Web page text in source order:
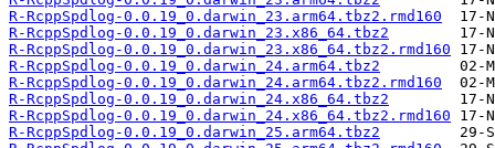
R-RcppSpdlog-0.0.19_0.darwin_23.arm64.tbz2.rmd160
R-RcppSpdlog-0.0.19_0.darwin_23.x86_64.tbz2
R-RcppSpdlog-0.0.19_0.darwin_23.x86_64.tbz2.rmd160
R-RcppSpdlog-0.0.19_0.darwin_24.arm64.tbz2
R-RcppSpdlog-0.0.19_0.darwin_24.arm64.tbz2.rmd160
R-RcppSpdlog-0.0.19_0.darwin_24.x86_64.tbz2
R-RcppSpdlog-0.0.19_0.darwin_24.x86_64.tbz2.rmd160
R-RcppSpdlog-0.0.19_0.darwin_25.arm64.tbz2